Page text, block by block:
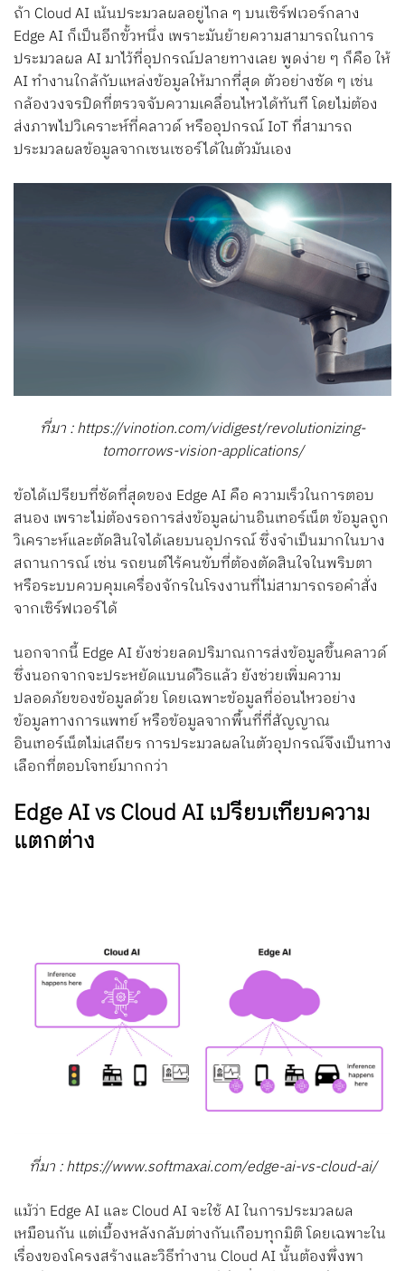
ถ้า Cloud AI เน้นประมวลผลอยู่ไกล ๆ บนเซิร์ฟเวอร์กลาง
Edge AI ก็เป็นอีกขั้วหนึ่ง เพราะมันย้ายความสามารถในการ
ประมวลผล AI มาไว้ที่อุปกรณ์ปลายทางเลย พูดง่าย ๆ ก็คือ ให้
AI ทำงานใกล้กับแหล่งข้อมูลให้มากที่สุด ตัวอย่างชัด ๆ เช่น
กล้องวงจรปิดที่ตรวจจับความเคลื่อนไหวได้ทันที โดยไม่ต้อง
ส่งภาพไปวิเคราะห์ที่คลาวด์ หรืออุปกรณ์ IoT ที่สามารถ
ประมวลผลข้อมูลจากเซนเซอร์ได้ในตัวมันเอง
ที่มา : https://vinotion.com/vidigest/revolutionizing-
tomorrows-vision-applications/
ข้อได้เปรียบที่ชัดที่สุดของ Edge AI คือ ความเร็วในการตอบ
สนอง เพราะไม่ต้องรอการส่งข้อมูลผ่านอินเทอร์เน็ต ข้อมูลถูก
วิเคราะห์และตัดสินใจได้เลยบนอุปกรณ์ ซึ่งจำเป็นมากในบาง
สถานการณ์ เช่น รถยนต์ไร้คนขับที่ต้องตัดสินใจในพริบตา
หรือระบบควบคุมเครื่องจักรในโรงงานที่ไม่สามารถรอคำสั่ง
จากเซิร์ฟเวอร์ได้
นอกจากนี้ Edge AI ยังช่วยลดปริมาณการส่งข้อมูลขึ้นคลาวด์
ซึ่งนอกจากจะประหยัดแบนด์วิธแล้ว ยังช่วยเพิ่มความ
ปลอดภัยของข้อมูลด้วย โดยเฉพาะข้อมูลที่อ่อนไหวอย่าง
ข้อมูลทางการแพทย์ หรือข้อมูลจากพื้นที่ที่สัญญาณ
อินเทอร์เน็ตไม่เสถียร การประมวลผลในตัวอุปกรณ์จึงเป็นทาง
เลือกที่ตอบโจทย์มากกว่า
Edge AI vs Cloud AI เปรียบเทียบความ
แตกต่าง
ที่มา : https://www.softmaxai.com/edge-ai-vs-cloud-ai/
แม้ว่า Edge AI และ Cloud AI จะใช้ AI ในการประมวลผล
เหมือนกัน แต่เบื้องหลังกลับต่างกันเกือบทุกมิติ โดยเฉพาะใน
เรื่องของโครงสร้างและวิธีทำงาน Cloud AI นั้นต้องพึ่งพา